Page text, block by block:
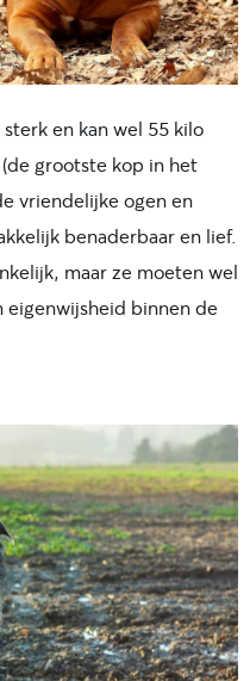
en kan wel 55 kilo
grootste kop in het
vriendelijke ogen en
benaderbaar en lief.
maar ze moeten wel
eigenwijsheid binnen de